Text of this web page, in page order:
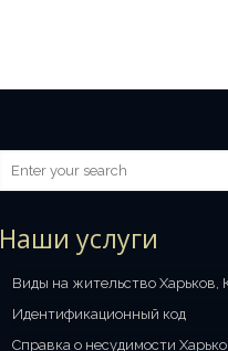
Наши услуги
Виды на жительство Харьков,
Идентификационный код
Справка о несудимости